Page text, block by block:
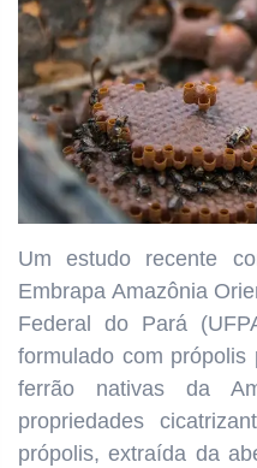
Um estudo recente
Embrapa Amazônia
Federal do Pará
formulado com própolis
ferrão nativas da
propriedades
própolis, extraída da